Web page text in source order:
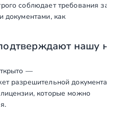
соблюдает требования
документами, как
нашу
—
разрешительной
которые можно